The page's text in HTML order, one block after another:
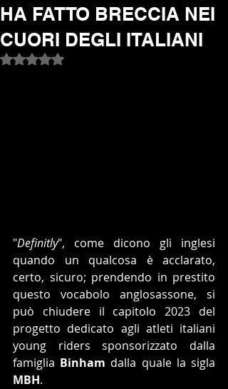
HA FATTO BRECCIA NEI
CUORI DEGLI ITALIANI
Valutazione NaN stelle su 5.
"Definitly", come dicono gli inglesi
quando un qualcosa è acclarato,
certo, sicuro; prendendo in prestito
questo vocabolo anglosassone, si
può chiudere il capitolo 2023 del
progetto dedicato agli atleti italiani
young riders sponsorizzato dalla
famiglia Binham
MBH.